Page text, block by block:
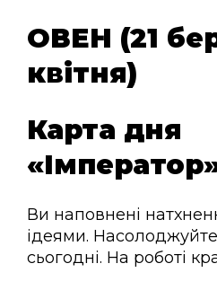
ОВЕН (21
квітня)
Карта дня
Ви наповнені
ідеями.
сьогодні. На роботі